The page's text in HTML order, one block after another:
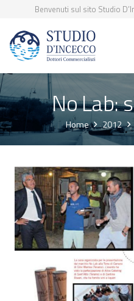
Benvenuti sul sito Studio
No Lab:
Home 2012